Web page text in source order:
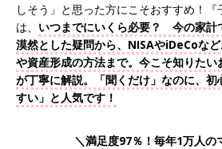
しそう」と思った方にこそおすすめ！
は、 いつまでにいくら必要？ 今の家
漠然とした疑問から、NISAやiDeCoな
や資産形成の方法まで。今こそ知りたい
が丁寧に解説。「聞くだけ」なのに、
すい」と人気です！
＼満足度97％！毎年1万人の